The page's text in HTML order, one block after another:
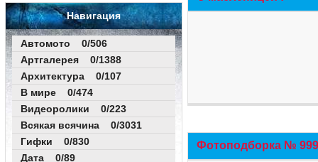
Навигация
Автомото 0/506
Артгалерея 0/1388
Архитектура 0/107
В мире 0/474
Видеоролики 0/223
Всякая всячина 0/3031
Гифки 0/830
Дата 0/89
Фотоподборка №